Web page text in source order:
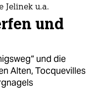
Jelinek u.a.
und
und die
Alten, Tocquevilles